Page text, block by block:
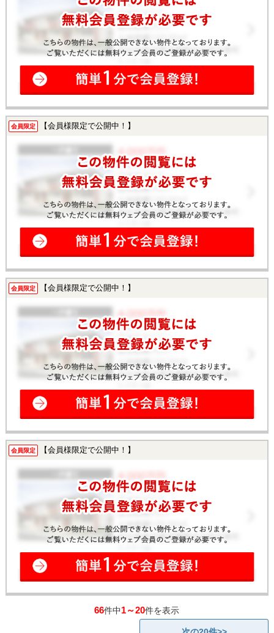
会員限定 【会員様限定で公開中！】
会員限定 【会員様限定で公開中！】
会員限定 【会員様限定で公開中！】
66件中1～20件を表示